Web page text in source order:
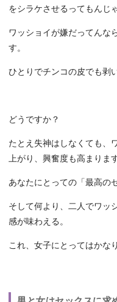
をシラケさせるってもんじ
ワッショイが嫌だってんな
す。
ひとりでチンコの皮でも剥
どうですか？
たとえ失神はしなくても、
上がり、興奮度も高まります
あなたにとっての「最高の
そして何より、二人でワッ
感が味わえる。
これ、女子にとってはかな